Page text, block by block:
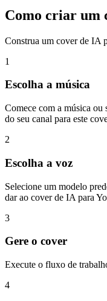
Como criar um
Construa um cover de IA
1
Escolha a música
Comece com a música ou
do seu canal para este
2
Escolha a voz
Selecione um modelo
dar ao cover de IA para
3
Gere o cover
Execute o fluxo de
4